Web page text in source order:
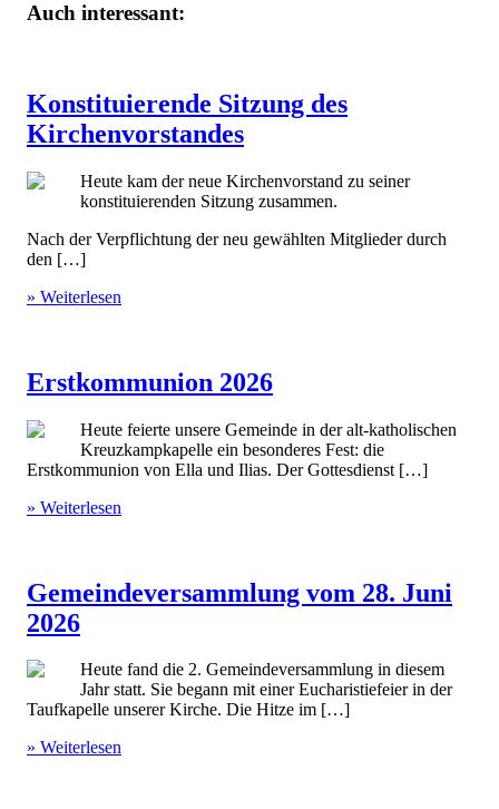
Auch interessant:
Konstituierende Sitzung des
Kirchenvorstandes
Heute kam der neue Kirchenvorstand zu seiner
konstituierenden Sitzung zusammen.
Nach der Verpflichtung der neu gewählten Mitglieder durch
den […]
» Weiterlesen
Erstkommunion 2026
Heute feierte unsere Gemeinde in der alt-katholischen
Kreuzkampkapelle ein besonderes Fest: die
Erstkommunion von Ella und Ilias. Der Gottesdienst […]
» Weiterlesen
Gemeindeversammlung vom 28. Juni
2026
Heute fand die 2. Gemeindeversammlung in diesem
Jahr statt. Sie begann mit einer Eucharistiefeier in der
Taufkapelle unserer Kirche. Die Hitze im […]
» Weiterlesen